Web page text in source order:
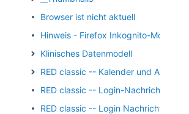
Browser ist nicht aktuell
Hinweis - Firefox Inkognito-Modus
Klinisches Datenmodell
RED classic -- Kalender und Aufgaben
RED classic -- Login-Nachricht
RED classic -- Login Nachricht Archiv